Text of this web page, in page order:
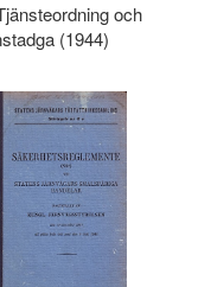
och
(1944)